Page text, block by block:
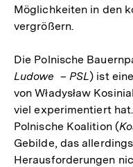
Möglichkeiten in den
vergrößern.
Die Polnische
Ludowe – PSL) ist
von Władysław
viel experimentiert
Polnische Koalition (
Gebilde, das
Herausforderungen